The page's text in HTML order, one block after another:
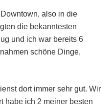
also in die
die bekanntesten
und ich war bereits 6
schöne Dinge,
dort immer sehr gut. Wir
habe ich 2 meiner besten